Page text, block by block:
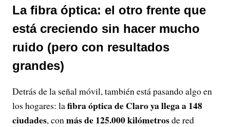
La fibra óptica: el otro frente que
está creciendo sin hacer mucho
ruido (pero con resultados
grandes)
Detrás de la señal móvil, también está pasando algo en
los hogares: lafibra óptica de Claro ya llega a 148
ciudades, conmás de 125.000 kilómetrosde red